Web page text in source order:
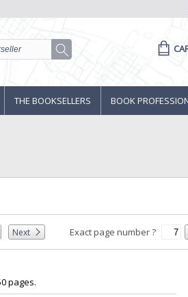
THE BOOKSELLERS BOOK
Next Exact page number ?
pages.‎